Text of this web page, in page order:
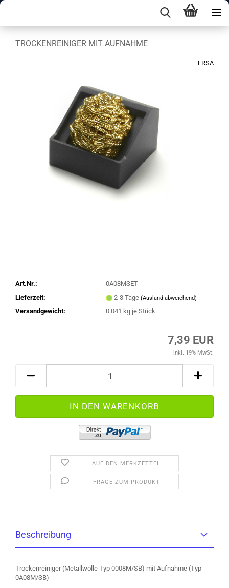
TROCKENREINIGER MIT AUFNAHME
ERSA
Art.Nr.:
0A08MSET
Lieferzeit:
2-3 Tage (Ausland abweichend)
Versandgewicht: 0.041 kg je Stück
7,39 EUR
inkl. 19% MwSt.
AUF DEN MERKZETTEL
FRAGE ZUM PRODUKT
Beschreibung
Trockenreiniger (Metallwolle Typ 0008M/SB) mit Aufnahme (Typ
0A08M/SB)